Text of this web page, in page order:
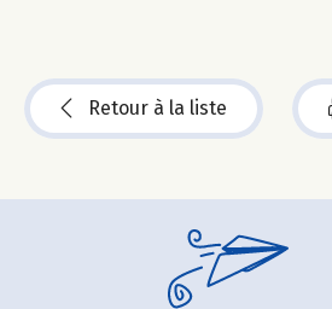
Retour à la liste